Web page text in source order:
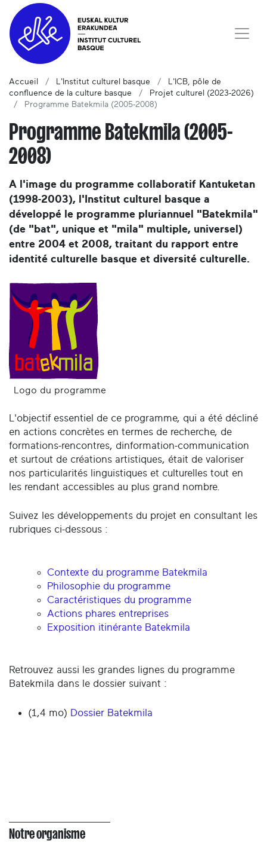
Accueil L'Institut culturel basque
L'ICB, pôle de
confluence de la culture basque
Projet culturel (2023-2026)
Programme Batekmila (2005-2008)
Programme Batekmila (2005-
2008)
A l'image du programme collaboratif Kantuketan
(1998-2003), l'Institut culturel basque a
développé le programme pluriannuel "Batekmila"
(de "bat", unique et "mila" multiple, universel)
entre 2004 et 2008, traitant du rapport entre
identité culturelle basque et diversité culturelle.
Logo du programme
L'objectif essentiel de ce programme, qui a été décliné
en actions concrètes en termes de recherche, de
formations-rencontres, dinformation-communication
et surtout de créations artistiques, était de valoriser
nos particularités linguistiques et culturelles tout en
les rendant accessibles au plus grand nombre.
Suivez les développements du projet en consultant les
rubriques ci-dessous :
Contexte du programme Batekmila
Philosophie du programme
Caractéristiques du programme
Actions phares entreprises
Exposition itinérante Batekmila
Retrouvez aussi les grandes lignes du programme
Batekmila dans le dossier suivant :
(1,4 mo) Dossier Batekmila
Notre organisme